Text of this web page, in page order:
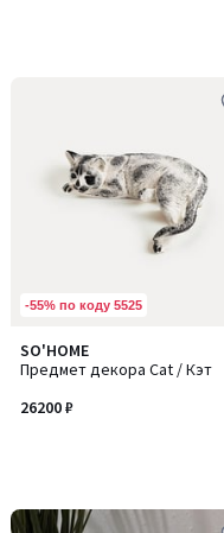
-55% по коду 5525
SO'HOME
Предмет декора Cat / Кэт
26200 ₽